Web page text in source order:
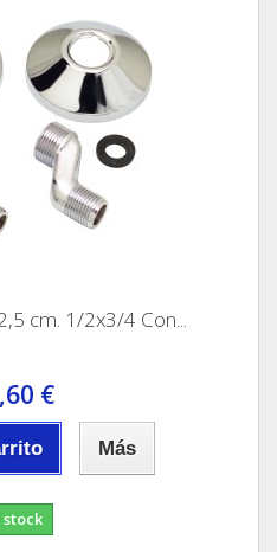
cm. 1/2x3/4 Con...
€
Más
stock